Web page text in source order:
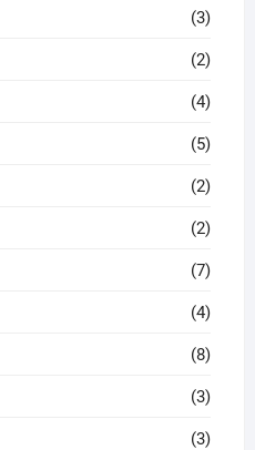
(3)
(2)
(4)
(5)
(2)
(2)
(7)
(4)
(8)
(3)
(3)